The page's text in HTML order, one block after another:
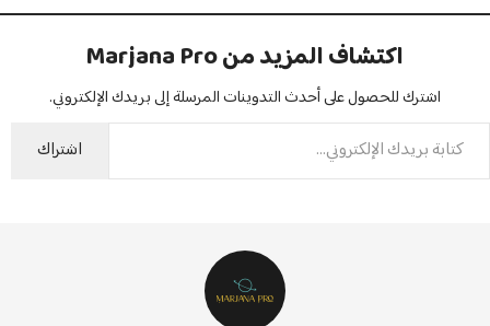
اكتشاف المزيد من Marjana Pro
اشترك للحصول على أحدث التدوينات المرسلة إلى بريدك الإلكتروني.
اشتراك